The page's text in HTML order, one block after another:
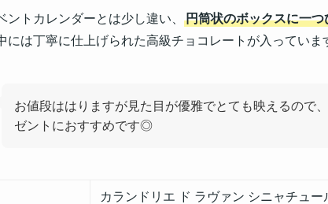
ントカレンダーとは少し違い、 円筒状のボックスに一
には丁寧に仕上げられた高級チョコレートが入ってい
お値段ははりますが見た目が優雅でとても映えるので
ゼントにおすすめです◎
カランドリエ ド ラヴァン シニャチュー